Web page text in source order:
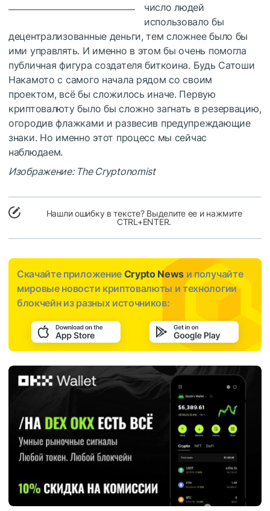
число людей
использовало бы
децентрализованные деньги, тем сложнее было бы
ими управлять. И именно в этом бы очень помогла
публичная фигура создателя биткоина. Будь Сатоши
Накамото с самого начала рядом со своим
проектом, всё бы сложилось иначе. Первую
криптовалюту было бы сложно загнать в резервацию,
огородив флажками и развесив предупреждающие
знаки. Но именно этот процесс мы сейчас
наблюдаем.
Изображение: The Cryptonomist
Нашли ошибку в тексте? Выделите ее и нажмите
CTRL+ENTER.
Скачайте приложение Crypto News и получайте
мировые новости криптовалюты и технологии
блокчейн из разных источников: